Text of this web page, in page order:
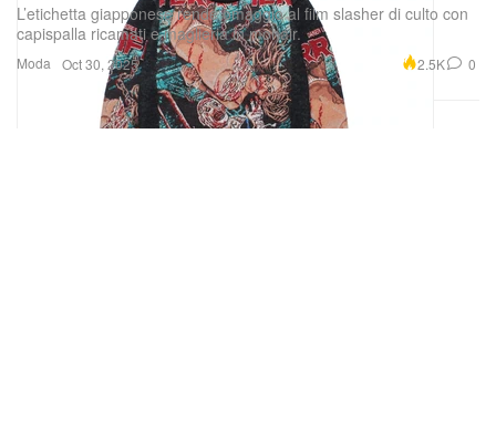
Moda
L’etichetta giapponese rende omaggio al film slasher di culto con
capispalla ricamati e maglieria in mohair.
Oct 30, 2025 2.5K 0